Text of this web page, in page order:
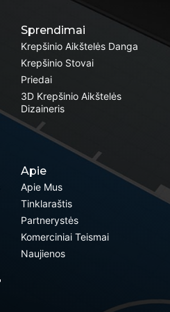
Sprendimai
Krepšinio Aikštelės Danga
Krepšinio Stovai
Priedai
3D Krepšinio Aikštelės
Dizaineris
Apie
Apie Mus
Tinklaraštis
Partnerystės
Komerciniai Teismai
Naujienos